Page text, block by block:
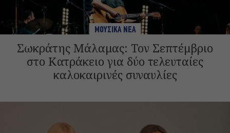
ΜΟΥΣΙΚΑ ΝΕΑ
Σωκράτης Μάλαμας: Τον Σεπτέμβριο
στο Κατράκειο για δύο τελευταίες
καλοκαιρινές συναυλίες